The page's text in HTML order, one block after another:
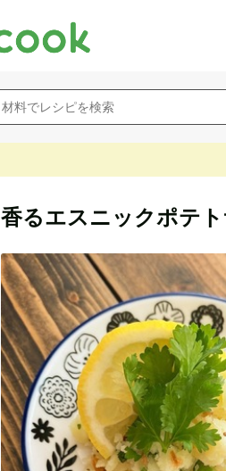
香るエスニックポテ